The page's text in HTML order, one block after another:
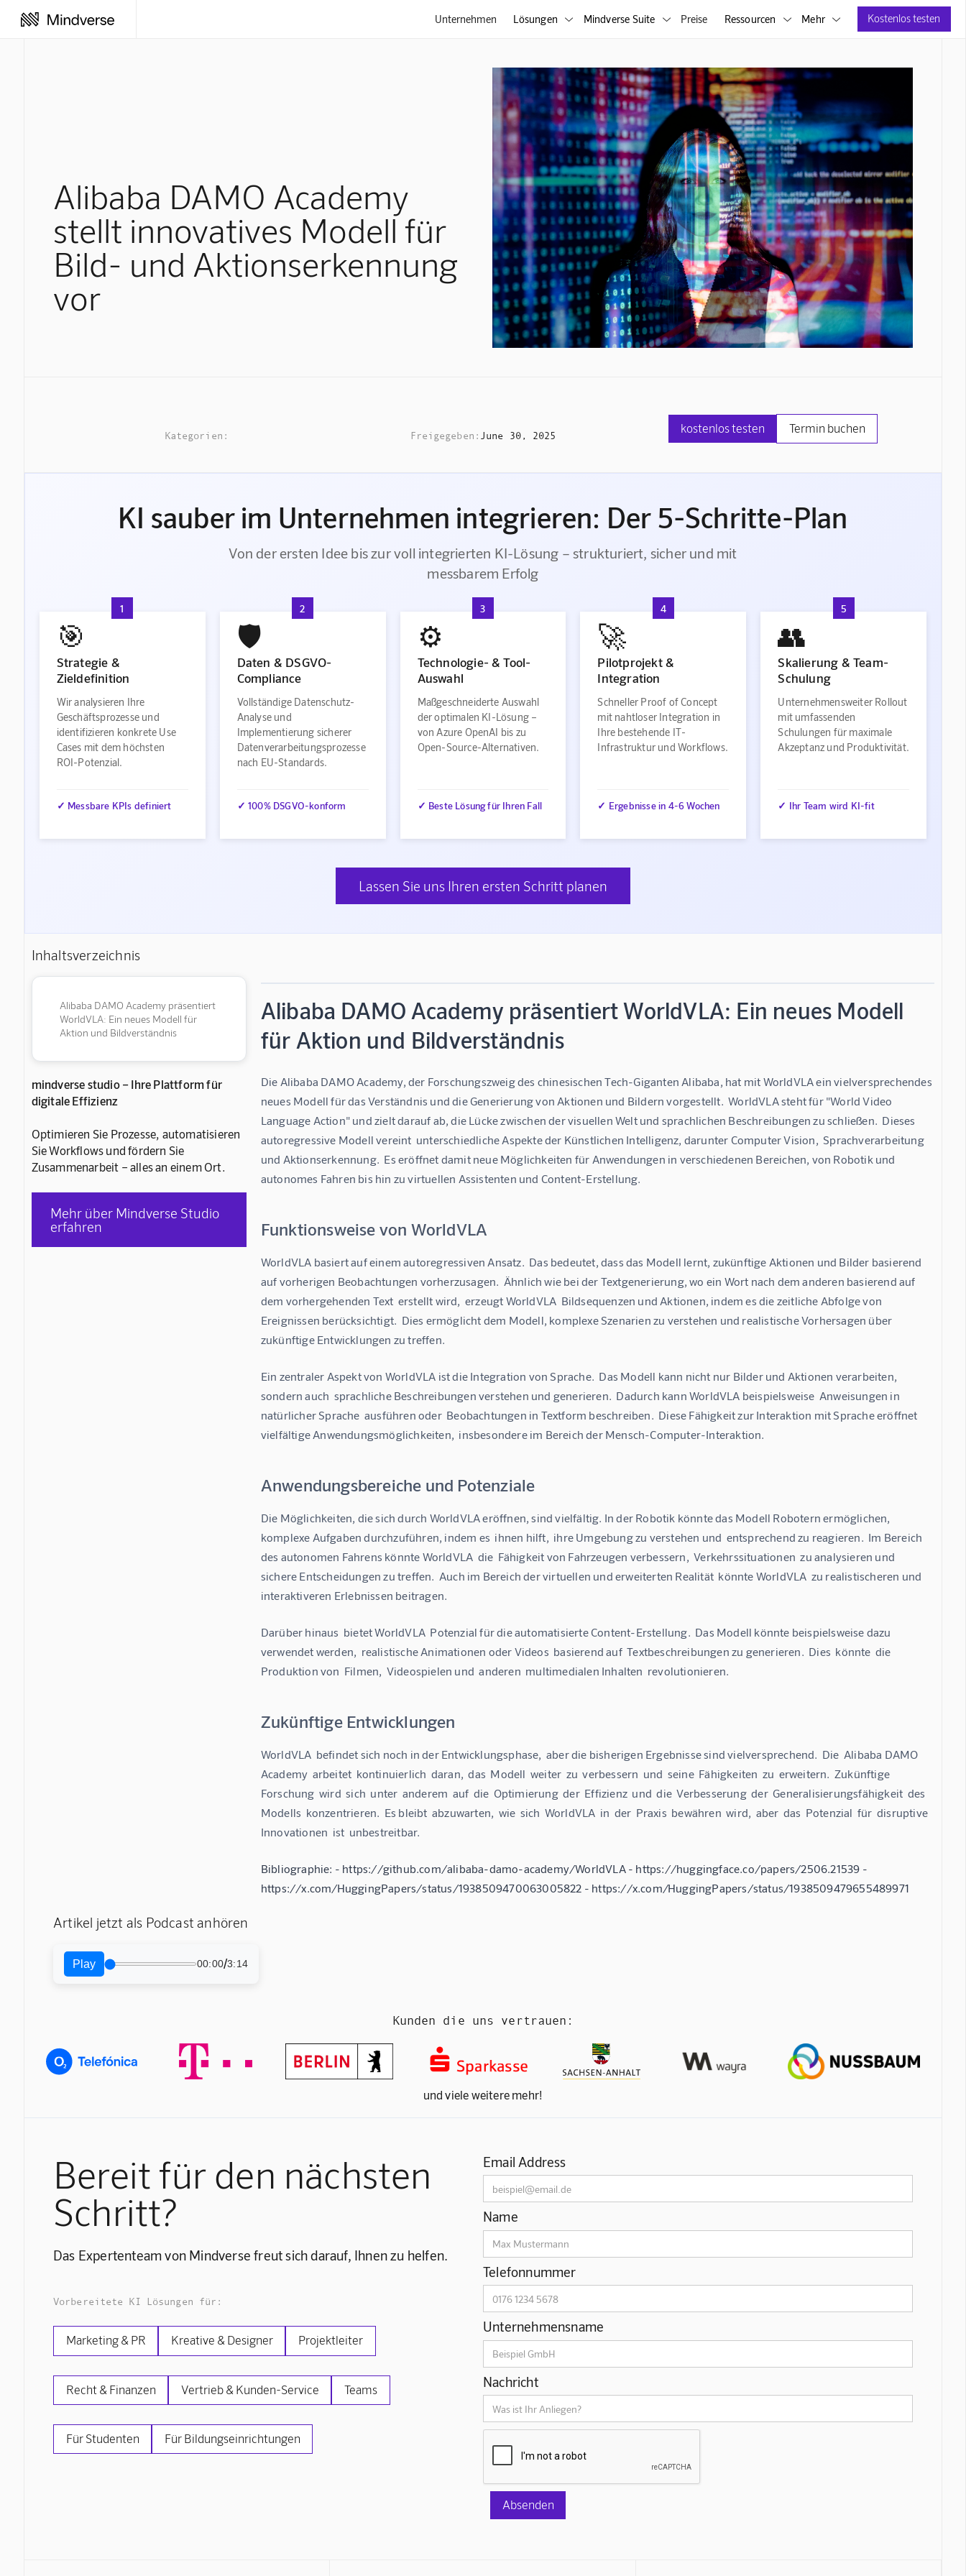
Unternehmen Lösungen  Mindverse Suite  Preise Ressourcen  Mehr  Kostenlos testen
Alibaba DAMO Academy
stellt innovatives Modell für
Bild- und Aktionserkennung
vor
Kategorien: Freigegeben: June 30, 2025
kostenlos testen Termin buchen
KI sauber im Unternehmen integrieren: Der 5-Schritte-Plan
Von der ersten Idee bis zur voll integrierten KI-Lösung – strukturiert, sicher und mit
messbarem Erfolg
1
🎯
Strategie &
Zieldefinition
Wir analysieren Ihre
Geschäftsprozesse und
identifizieren konkrete Use
Cases mit dem höchsten
ROI-Potenzial.
✓ Messbare KPIs definiert
2
🛡️
Daten & DSGVO-
Compliance
Vollständige Datenschutz-
Analyse und
Implementierung sicherer
Datenverarbeitungsprozesse
nach EU-Standards.
✓ 100% DSGVO-konform
3
⚙️
Technologie- & Tool-
Auswahl
Maßgeschneiderte Auswahl
der optimalen KI-Lösung –
von Azure OpenAI bis zu
Open-Source-Alternativen.
✓ Beste Lösung für Ihren Fall
4
🚀
Pilotprojekt &
Integration
Schneller Proof of Concept
mit nahtloser Integration in
Ihre bestehende IT-
Infrastruktur und Workflows.
✓ Ergebnisse in 4-6 Wochen
5
👥
Skalierung & Team-
Schulung
Unternehmensweiter Rollout
mit umfassenden
Schulungen für maximale
Akzeptanz und Produktivität.
✓ Ihr Team wird KI-fit
Lassen Sie uns Ihren ersten Schritt planen
Inhaltsverzeichnis
Alibaba DAMO Academy präsentiert
WorldVLA: Ein neues Modell für
Aktion und Bildverständnis
mindverse studio – Ihre Plattform für
digitale Effizienz
Optimieren Sie Prozesse, automatisieren
Sie Workflows und fördern Sie
Zusammenarbeit – alles an einem Ort.
Mehr über Mindverse Studio
erfahren
Alibaba DAMO Academy präsentiert WorldVLA: Ein neues Modell
für Aktion und Bildverständnis
Die Alibaba DAMO Academy, der Forschungszweig des chinesischen Tech-Giganten Alibaba, hat mit WorldVLA ein vielversprechendes
neues Modell für das Verständnis und die Generierung von Aktionen und Bildern vorgestellt.  WorldVLA steht für "World Video
Language Action" und zielt darauf ab, die Lücke zwischen der visuellen Welt und sprachlichen Beschreibungen zu schließen.  Dieses
autoregressive Modell vereint  unterschiedliche Aspekte der Künstlichen Intelligenz, darunter Computer Vision,  Sprachverarbeitung
und Aktionserkennung.  Es eröffnet damit neue Möglichkeiten für Anwendungen in verschiedenen Bereichen, von Robotik und
autonomes Fahren bis hin zu virtuellen Assistenten und Content-Erstellung.
Funktionsweise von WorldVLA
WorldVLA basiert auf einem autoregressiven Ansatz.  Das bedeutet, dass das Modell lernt, zukünftige Aktionen und Bilder basierend
auf vorherigen Beobachtungen vorherzusagen.  Ähnlich wie bei der Textgenerierung, wo ein Wort nach dem anderen basierend auf
dem vorhergehenden Text  erstellt wird,  erzeugt WorldVLA  Bildsequenzen und Aktionen, indem es die zeitliche Abfolge von
Ereignissen berücksichtigt.  Dies ermöglicht dem Modell, komplexe Szenarien zu verstehen und realistische Vorhersagen über
zukünftige Entwicklungen zu treffen.
Ein zentraler Aspekt von WorldVLA ist die Integration von Sprache.  Das Modell kann nicht nur Bilder und Aktionen verarbeiten,
sondern auch  sprachliche Beschreibungen verstehen und generieren.  Dadurch kann WorldVLA beispielsweise  Anweisungen in
natürlicher Sprache  ausführen oder  Beobachtungen in Textform beschreiben.  Diese Fähigkeit zur Interaktion mit Sprache eröffnet
vielfältige Anwendungsmöglichkeiten,  insbesondere im Bereich der Mensch-Computer-Interaktion.
Anwendungsbereiche und Potenziale
Die Möglichkeiten, die sich durch WorldVLA eröffnen, sind vielfältig. In der Robotik könnte das Modell Robotern ermöglichen,
komplexe Aufgaben durchzuführen, indem es  ihnen hilft,  ihre Umgebung zu verstehen und  entsprechend zu reagieren.  Im Bereich
des autonomen Fahrens könnte WorldVLA  die  Fähigkeit von Fahrzeugen verbessern,  Verkehrssituationen  zu analysieren und
sichere Entscheidungen zu treffen.  Auch im Bereich der virtuellen und erweiterten Realität  könnte WorldVLA  zu realistischeren und
interaktiveren Erlebnissen beitragen.
Darüber hinaus  bietet WorldVLA  Potenzial für die automatisierte Content-Erstellung.  Das Modell könnte beispielsweise dazu
verwendet werden,  realistische Animationen oder Videos  basierend auf  Textbeschreibungen zu generieren.  Dies  könnte  die
Produktion von  Filmen,  Videospielen und  anderen  multimedialen Inhalten  revolutionieren.
Zukünftige Entwicklungen
WorldVLA  befindet sich noch in der Entwicklungsphase,  aber die bisherigen Ergebnisse sind vielversprechend.  Die  Alibaba DAMO
Academy  arbeitet  kontinuierlich  daran,  das  Modell  weiter  zu  verbessern  und  seine  Fähigkeiten  zu  erweitern.  Zukünftige
Forschung  wird  sich  unter  anderem  auf  die  Optimierung  der  Effizienz  und  die  Verbesserung  der  Generalisierungsfähigkeit  des
Modells  konzentrieren.  Es bleibt  abzuwarten,  wie  sich  WorldVLA  in  der  Praxis  bewähren  wird,  aber  das  Potenzial  für  disruptive
Innovationen  ist  unbestreitbar.
Bibliographie: - https://github.com/alibaba-damo-academy/WorldVLA - https://huggingface.co/papers/2506.21539 -
https://x.com/HuggingPapers/status/1938509470063005822 - https://x.com/HuggingPapers/status/1938509479655489971
Artikel jetzt als Podcast anhören
Play 00:00/3:14
Kunden die uns vertrauen:
und viele weitere mehr!
Bereit für den nächsten
Schritt?
Das Expertenteam von Mindverse freut sich darauf, Ihnen zu helfen.
Vorbereitete KI Lösungen für:
Marketing & PR Kreative & Designer Projektleiter
Recht & Finanzen Vertrieb & Kunden-Service Teams
Für Studenten Für Bildungseinrichtungen
Email Address
Name
Telefonnummer
Unternehmensname
Nachricht